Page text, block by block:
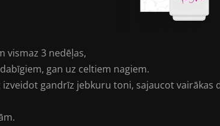
vismaz 3 nedēļas,
gan uz celtiem nagiem.
gandrīz jebkuru toni, sajaucot vairākas